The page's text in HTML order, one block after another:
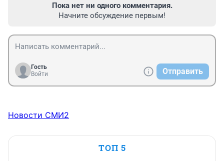
Пока нет ни одного комментария.
Начните обсуждение первым!
Гость
Войти
Отправить
Новости СМИ2
ТОП 5